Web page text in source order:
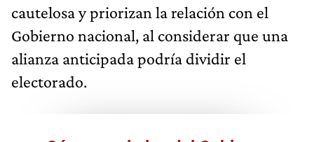
cautelosa y priorizan la relación con el
Gobierno nacional, al considerar que una
alianza anticipada podría dividir el
electorado.